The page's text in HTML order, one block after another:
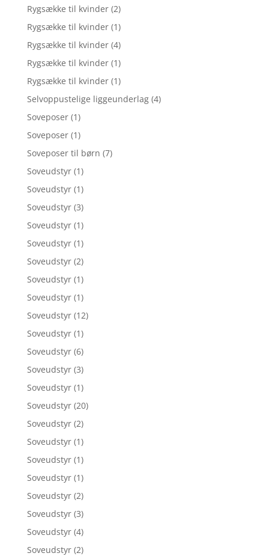
Rygsække til kvinder (2)
Rygsække til kvinder (1)
Rygsække til kvinder (4)
Rygsække til kvinder (1)
Rygsække til kvinder (1)
Selvoppustelige liggeunderlag (4)
Soveposer (1)
Soveposer (1)
Soveposer til børn (7)
Soveudstyr (1)
Soveudstyr (1)
Soveudstyr (3)
Soveudstyr (1)
Soveudstyr (1)
Soveudstyr (2)
Soveudstyr (1)
Soveudstyr (1)
Soveudstyr (12)
Soveudstyr (1)
Soveudstyr (6)
Soveudstyr (3)
Soveudstyr (1)
Soveudstyr (20)
Soveudstyr (2)
Soveudstyr (1)
Soveudstyr (1)
Soveudstyr (1)
Soveudstyr (2)
Soveudstyr (3)
Soveudstyr (4)
Soveudstyr (2)